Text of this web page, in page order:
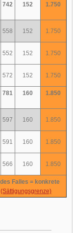
742 152 1.750
558 152 1.750
552 152 1.750
572 152 1.750
781 160 1.850
597 160 1.850
591 160 1.850
566 160 1.850
Falles = konkrete
(Sättigungsgrenze)